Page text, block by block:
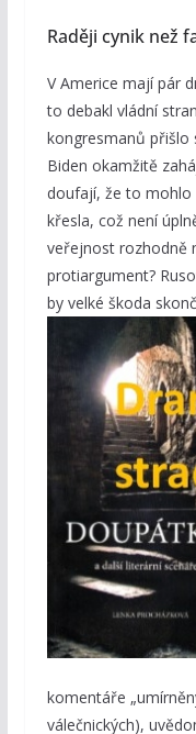
Raději cynik než
V Americe mají pár
to debakl vládní
kongresmanů přišlo
Biden okamžitě
doufají, že to
křesla, což není
veřejnost rozhodně
protiargument?
by velké škoda
komentáře
válečnických),